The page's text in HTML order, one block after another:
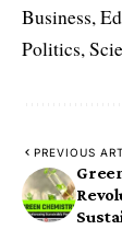
Business,
Politics,
PREVIOUS